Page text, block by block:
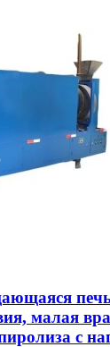
малая
с